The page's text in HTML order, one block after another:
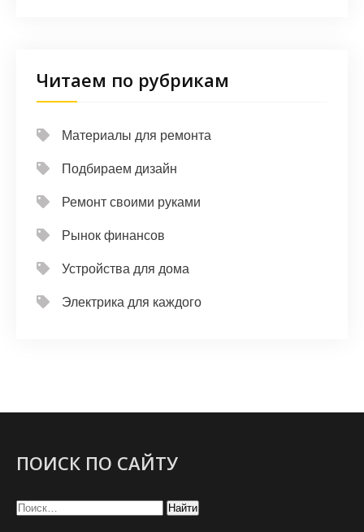
Читаем по рубрикам
Материалы для ремонта
Подбираем дизайн
Ремонт своими руками
Рынок финансов
Устройства для дома
Электрика для каждого
ПОИСК ПО САЙТУ